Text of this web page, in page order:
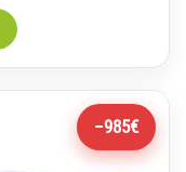
−985€